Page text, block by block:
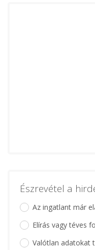
Észrevétel a
Az ingatlant már
Elírás vagy téves
Valótlan adatokat